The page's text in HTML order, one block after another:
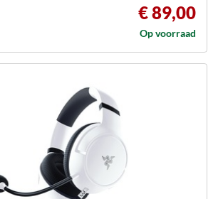
€ 89,00
Op voorraad